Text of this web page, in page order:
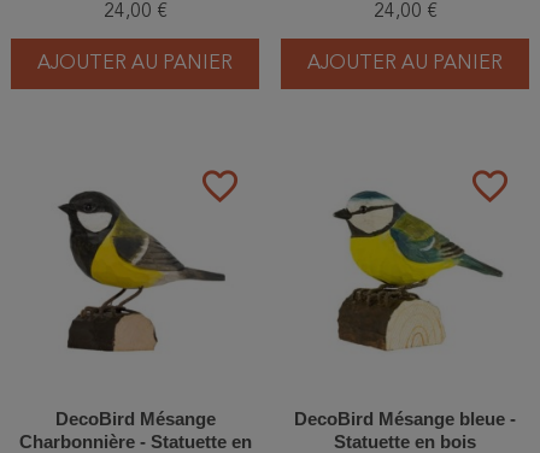
24,00 €
AJOUTER AU PANIER
24,00 €
AJOUTER AU PANIER
favorite_border
DecoBird Mésange
Charbonnière - Statuette en
favorite_border
DecoBird Mésange bleue -
Statuette en bois